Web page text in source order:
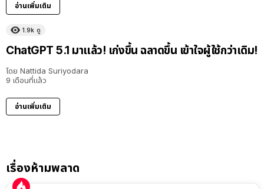
อ่านเพิ่มเติม
1.9k ดู
ChatGPT 5.1 มาแล้ว! เก่งขึ้น ฉลาดขึ้น เข้าใจผู้ใช้กว่าเดิม!
โดย Nattida Suriyodara
9 เดือนที่แล้ว
อ่านเพิ่มเติม
เรื่องห้ามพลาด